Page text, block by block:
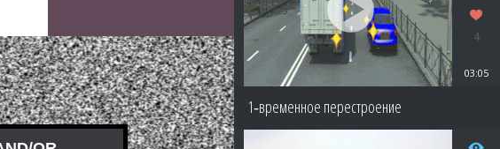
4
03:05
1‑временное перестроение